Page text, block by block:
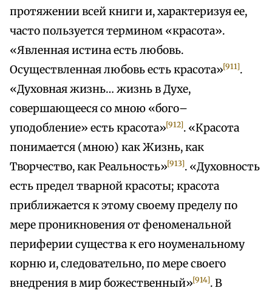
протяжении всей книги и, характеризуя ее,
часто пользуется термином «красота».
«Явленная истина есть любовь.
Осуществленная любовь есть красота»[911].
«Духовная жизнь… жизнь в Духе,
совершающееся со мною «бого–
уподобление» есть красота»[912]. «Красота
понимается (мною) как Жизнь, как
Творчество, как Реальность»[913]. «Духовность
есть предел тварной красоты; красота
приближается к этому своему пределу по
мере проникновения от феноменальной
периферии существа к его ноуменальному
корню и, следовательно, по мере своего
внедрения в мир божественный»[914]. В